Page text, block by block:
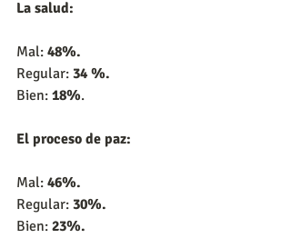
La salud:
Mal: 48%.
Regular: 34 %.
Bien: 18%.
El proceso de paz:
Mal: 46%.
Regular: 30%.
Bien: 23%.